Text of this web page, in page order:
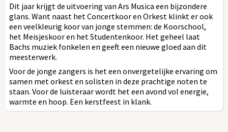
Dit jaar krijgt de uitvoering van Ars Musica een bijzondere
glans. Want naast het Concertkoor en Orkest klinkt er ook
een veelkleurig koor van jonge stemmen: de Koorschool,
het Meisjeskoor en het Studentenkoor. Het geheel laat
Bachs muziek fonkelen en geeft een nieuwe gloed aan dit
meesterwerk.
Voor de jonge zangers is het een onvergetelijke ervaring om
samen met orkest en solisten in deze prachtige noten te
staan. Voor de luisteraar wordt het een avond vol energie,
warmte en hoop. Een kerstfeest in klank.